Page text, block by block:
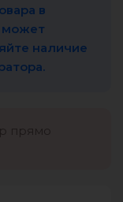
в
может
наличие